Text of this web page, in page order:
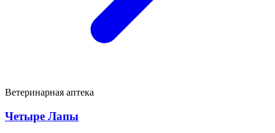
Ветеринарная аптека
Четыре Лапы